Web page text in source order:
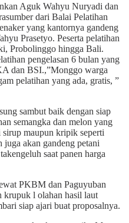
Aguk Wahyu Nuryadi dan
dari Balai Pelatihan
yang kantornya gandeng
Prasetyo. Peserta pelatihan
Probolinggo hingga Bali.
pengelasan 6 bulan yang
dan BSI.,”Monggo warga
pelatihan yang ada, gratis, ”
sambut baik dengan siap
semangka dan melon yang
maupun kripik seperti
juga akan gandeng petani
saat panen harga
PKBM dan Paguyuban
l olahan hasil laut
siap ajari buat proposalnya.